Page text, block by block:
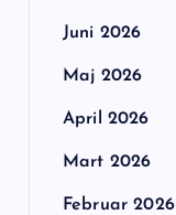
Juni 2026
Maj 2026
April 2026
Mart 2026
Februar 2026